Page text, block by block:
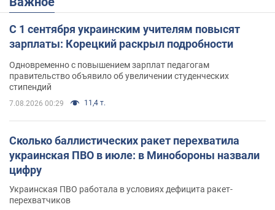
С 1 сентября украинским учителям повысят
зарплаты: Корецкий раскрыл подробности
Одновременно с повышением зарплат педагогам
правительство объявило об увеличении студенческих
стипендий
7.08.2026 00:29 11,4 т.
Сколько баллистических ракет перехватила
украинская ПВО в июле: в Минобороны назвали
цифру
Украинская ПВО работала в условиях дефицита ракет-
перехватчиков